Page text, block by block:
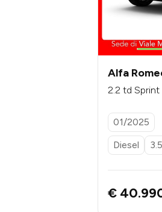
Alfa
2.2 td
01/2025
Diesel
€